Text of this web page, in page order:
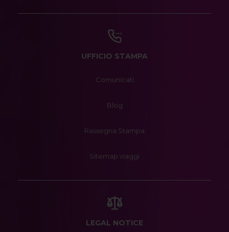
UFFICIO STAMPA
Comunicati
Blog
Rassegna Stampa
Sitemap viaggi
LEGAL NOTICE